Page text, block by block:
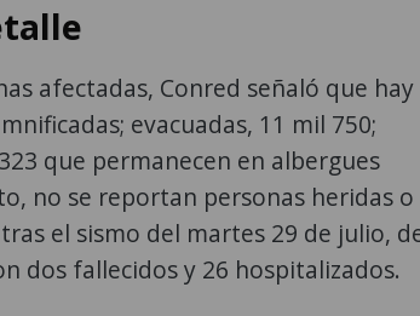
afectadas, Conred señaló que hay
evacuadas, 11 mil 750;
que permanecen en albergues
no se reportan personas heridas o
el sismo del martes 29 de julio,
dos fallecidos y 26 hospitalizados.